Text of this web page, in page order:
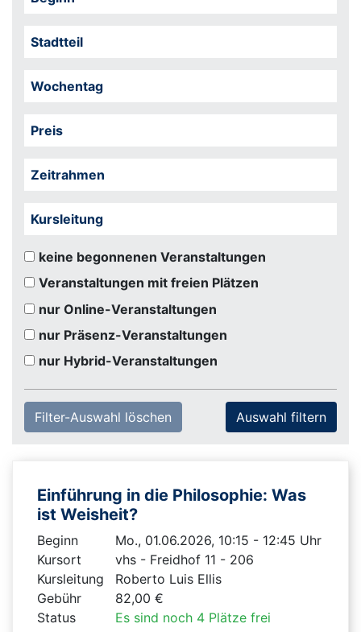
Stadtteil
Wochentag
Preis
Zeitrahmen
Kursleitung
keine begonnenen Veranstaltungen
Veranstaltungen mit freien Plätzen
nur Online-Veranstaltungen
nur Präsenz-Veranstaltungen
nur Hybrid-Veranstaltungen
Filter-Auswahl löschen
Einführung in die Philosophie: Was
ist Weisheit?
Beginn
Mo., 01.06.2026, 10:15 - 12:45 Uhr
Kursort
vhs - Freidhof 11 - 206
Kursleitung
Roberto Luis Ellis
Gebühr
82,00 €
Status
Es sind noch 4 Plätze frei